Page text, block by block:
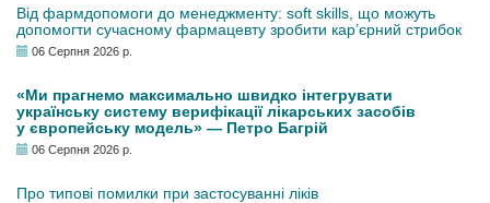
Від фармдопомоги до менеджменту: soft skills, що можуть
допомогти сучасному фармацевту зробити кар’єрний стрибок
06 Серпня 2026 р.
«Ми прагнемо максимально швидко інтегрувати
українську систему верифікації лікарських засобів
у європейську модель» — Петро Багрій
06 Серпня 2026 р.
Про типові помилки при застосуванні ліків